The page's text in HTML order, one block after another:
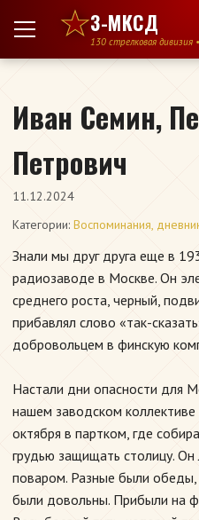
Перейти к содержимому
3-МКСД
130 стрелковая дивизия
Иван Семин,
Петрович
11.12.2024
Категории: Воспоминания,
Знали мы друг друга еще в
радиозаводе в Москве. Он
среднего роста, черный,
прибавлял слово «так-
добровольцем в финскую
Настали дни опасности для
нашем заводском
октября в партком, где
грудью защищать столицу.
поваром. Разные были обеды,
были довольны. Прибыли на